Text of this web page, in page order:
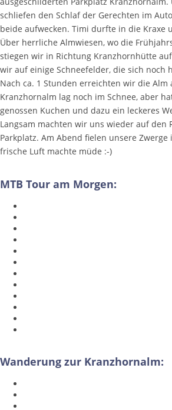
schliefen den Schlaf der Gerechten im
beide aufwecken. Timi durfte in die Kraxe
Über herrliche Almwiesen, wo die
stiegen wir in Richtung Kranzhornhütte
wir auf einige Schneefelder, die sich noch
Nach ca. 1 Stunden erreichten wir die Alm
Kranzhornalm lag noch im Schnee, aber
genossen Kuchen und dazu ein leckeres
Langsam machten wir uns wieder auf den
Parkplatz. Am Abend fielen unsere Zwerge
frische Luft machte müde :-)
MTB Tour am Morgen:
Wanderung zur Kranzhornalm: